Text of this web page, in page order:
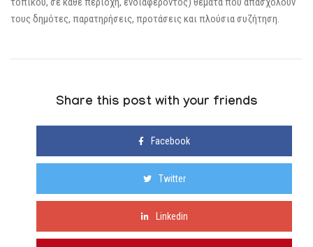
τους δημότες, παρατηρήσεις, προτάσεις και πλούσια συζήτηση.
Share this post with your friends
Facebook
Twitter
Linkedin